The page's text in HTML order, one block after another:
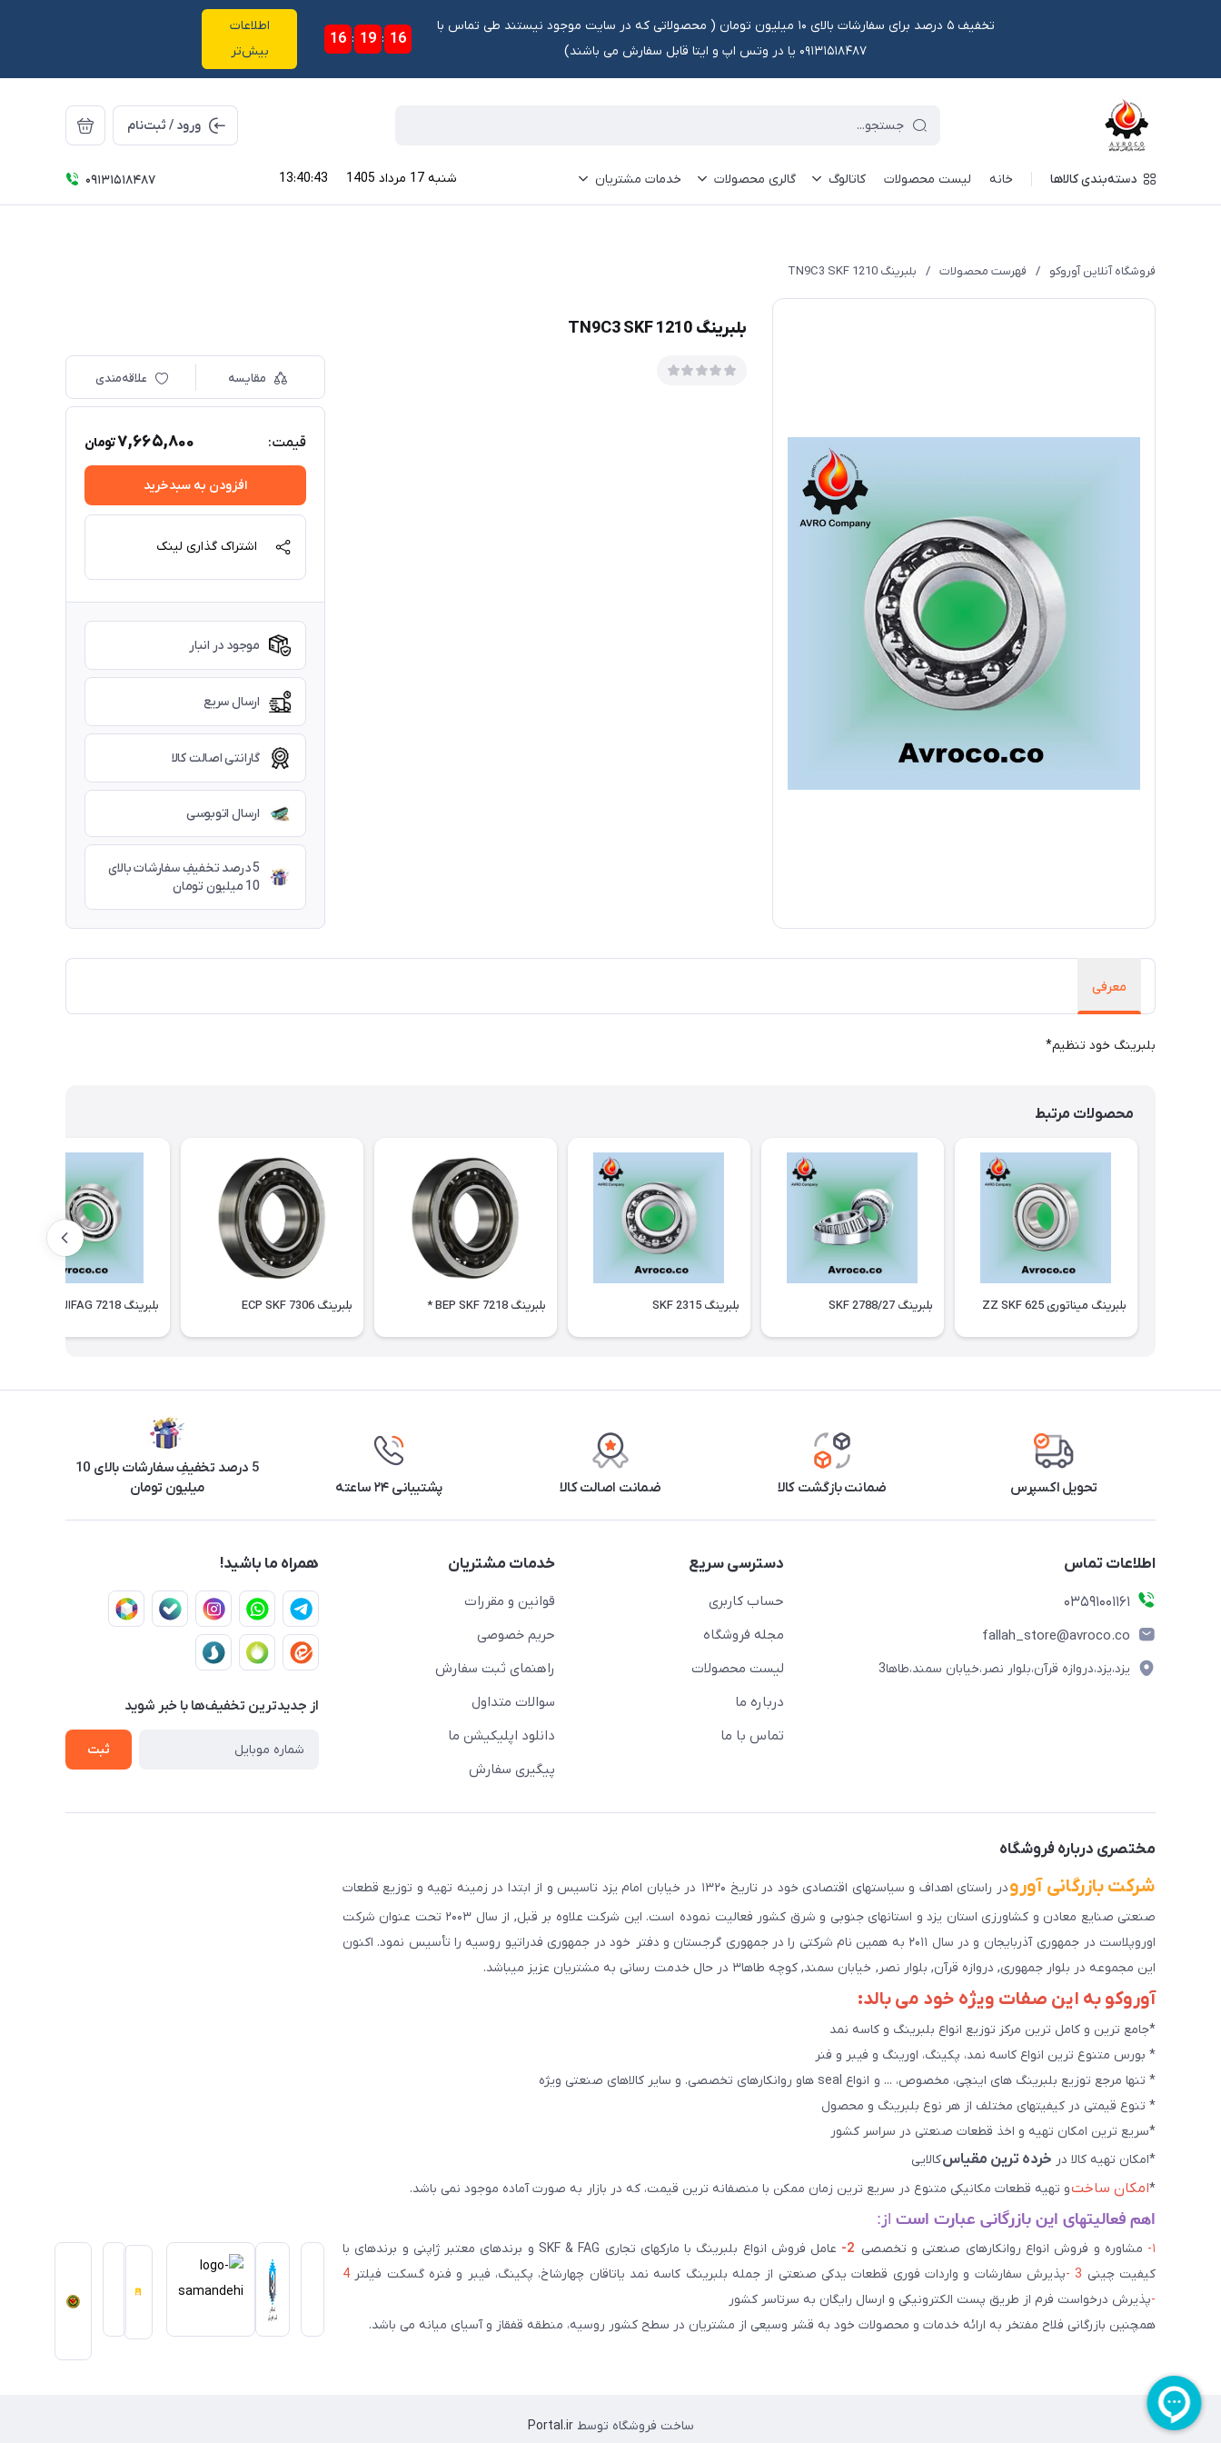
تخفیف ۵ درصد برای سفارشات بالای ۱۰ میلیون تومان ‌‌(‌‌ محصولاتی که در سایت موجود نیستند طی تماس با
۰۹۱۳۱۵۱۸۴۸۷ یا در وتس اپ و ایتا قابل سفارش می باشند)
16 : 19 : 15
اطلاعات
بیش‌تر
ورود / ثبت‌نام
دسته‌بندی کالاها خانه لیست محصولات کاتالوگ گالری محصولات خدمات مشتریان شنبه 17 مرداد 1405 13:40:44
09131518487
فروشگاه آنلاین آوروکو / فهرست محصولات / بلبرینگ 1210 TN9C3 SKF
بلبرینگ 1210 TN9C3 SKF
مقایسه علاقه‌مندی
قیمت: 7,665,800تومان
افزودن به سبدخرید
اشتراک گذاری لینک
موجود در انبار
ارسال سریع
گارانتی اصالت کالا
ارسال اتوبوسی
5 درصد تخفیفِ سفارشات بالای
10 میلیون تومان
معرفی
بلبرینگ خود تنظیم*
محصولات مرتبط
بلبرینگ میناتوری 625 ZZ SKF بلبرینگ 2788/27 SKF بلبرینگ 2315 SKF بلبرینگ 7218 BEP SKF * بلبرینگ 7306 ECP SKF بلبرینگ 7218 FAGالمان
تحویل اکسپرس ضمانت بازگشت کالا ضمانت اصالت کالا پشتیبانی ۲۴ ساعته
5 درصد تخفیفِ سفارشات بالای 10
میلیون تومان
اطلاعات تماس
03591001161
fallah_store@avroco.co
یزد،یزد،دروازه قرآن،بلوار نصر،خیابان سمند،طاها3
دسترسی سریع
حساب کاربری
مجله فروشگاه
لیست محصولات
درباره ما
تماس با ما
خدمات مشتریان
قوانین و مقررات
حریم خصوصی
راهنمای ثبت سفارش
سوالات متداول
دانلود اپلیکیشن ما
پیگیری سفارش
همراه ما باشید!
از جدید‌ترین تخفیف‌ها با‌ خبر شوید
ثبت
مختصری درباره فروشگاه
شرکت بازرگانی آورو
در راستای اهداف و سیاستهای اقتصادی خود در تاریخ ۱۳۲۰ در خیابان امام یزد تاسیس و از ابتدا در زمینه تهیه و توزیع قطعات
صنعتی صنایع معادن و کشاورزی استان یزد و استانهای جنوبی و شرق کشور فعالیت نموده است. این شرکت علاوه بر قبل, از سال ۲۰۰۳ تحت عنوان شرکت
اوروپلاست در جمهوری آذربایجان و در سال ۲۰۱۱ به همین نام شرکتی را در جمهوری گرجستان و دفتر خود در جمهوری فدراتیو روسیه را تأسیس نمود. اکنون
این مجموعه در بلوار جمهوری, دروازه قرآن, بلوار نصر, خیابان سمند, کوچه طاها۳ در حال خدمت رسانی به مشتریان عزیز میباشد.
آوروکو به این صفات ویژه خود می بالد:
*جامع ترین و کامل ترین مرکز توزیع انواع بلبرینگ و کاسه نمد
* بورس متنوع ترین انواع کاسه نمد، پکینگ، اورینگ و فیبر و فنر
* تنها مرجع توزیع بلبرینگ های اینچی، مخصوص، ... و انواع seal هاو روانکارهای تخصصی. و سایر کالاهای صنعتی ويژه
* تنوع قیمتی در کیفیتهای مختلف از هر نوع بلبرینگ و محصول
*سریع ترین امکان تهیه و اخذ قطعات صنعتی در سراسر کشور
*امکان تهیه کالا در خرده ترین مقیاسکالایی
*امکان ساختو تهیه قطعات مکانیکی متنوع در سریع ترین زمان ممکن با منصفانه ترین قیمت، که در بازار به صورت آماده موجود نمی باشد.
اهم فعالیتهای این بازرگانی عبارت است از:
۱- مشاوره و فروش انواع روانکارهای صنعتی و تخصصی 2-
عامل فروش انواع بلبرینگ با مارکهای تجاری SKF & FAG و برندهای معتبر ژاپنی و برندهای با
کیفیت چینی 3 - پذیرش سفارشات و واردات فوری قطعات یدکی صنعتی از جمله بلبرینگ کاسه نمد یاتاقان چهارشاخ، پکینگ، فیبر و فنره گسکت فیلتر 4
-پذیرش درخواست فرم از طریق پست الکترونیکی و ارسال رایگان به سرتاسر کشور
همچنین بازرگانی فلاح مفتخر به ارائه خدمات و محصولات خود به قشر وسیعی از مشتریان در سطح کشور روسیه، منطقه قفقاز و آسیای میانه می باشد.
ساخت فروشگاه توسطPortal.ir